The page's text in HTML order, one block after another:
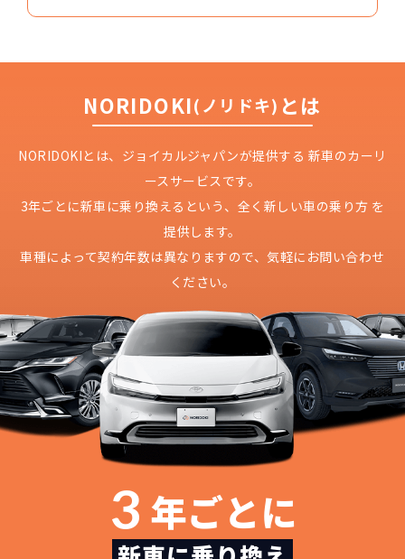
NORIDOKI(ノリドキ) とは
NORIDOKIとは、ジョイカルジャパンが提供する 新車のカーリ
ースサービスです。
3年ごとに新車に乗り換えるという、 全く新しい車の乗り方 を
提供します。
車種によって契約年数は異なりますので、気軽にお問い合わせ
ください。
3 年ごとに